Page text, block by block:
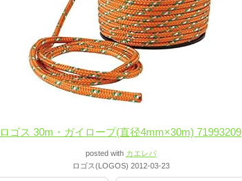
ロゴス 30m・ガイロープ(直径4mm×30m) 71993209
posted with カエレバ
ロゴス(LOGOS) 2012-03-23